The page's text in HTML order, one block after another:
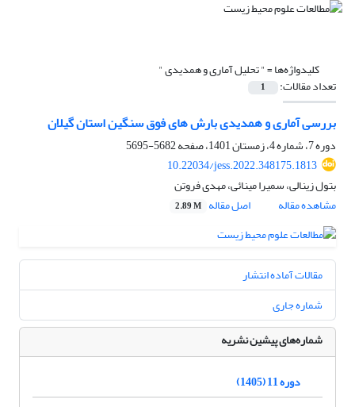
کلیدواژه‌ها =" تحلیل آماری و همدیدی "
تعداد مقالات: 1
بررسی آماری و همدیدی بارش های فوق سنگین استان گیلان
دوره 7، شماره 4، زمستان 1401، صفحه
5682-5695
10.22034/jess.2022.348175.1813
بتول زینالی، سمیرا مینائی، مهدی فروتن
مشاهده مقاله
اصل مقاله 2.89 M
مقالات آماده انتشار
شماره جاری
شماره‌های پیشین نشریه
دوره 11 (1405)